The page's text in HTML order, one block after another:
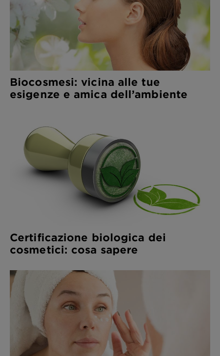
Biocosmesi: vicina alle tue
esigenze e amica dell’ambiente
Certificazione biologica dei
cosmetici: cosa sapere